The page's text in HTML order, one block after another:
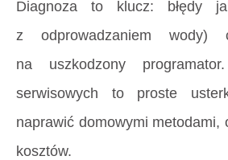
Diagnoza to klucz: błędy
z odprowadzaniem wody)
na uszkodzony
serwisowych to proste
naprawić domowymi metodami,
kosztów.